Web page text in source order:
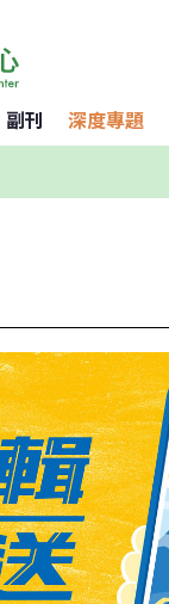
副刊 深度專題